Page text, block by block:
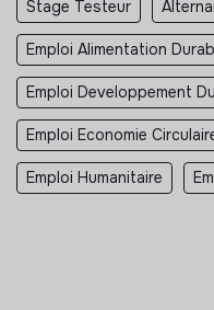
Stage Testeur
Emploi Alimentation
Emploi Developpement
Emploi Economie
Emploi Humanitaire